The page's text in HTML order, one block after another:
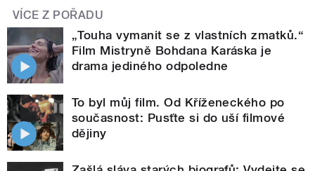
VÍCE Z POŘADU
„Touha vymanit se z vlastních zmatků.“
Film Mistryně Bohdana Karáska je
drama jediného odpoledne
To byl můj film. Od Kříženeckého po
současnost: Pusťte si do uší filmové
dějiny